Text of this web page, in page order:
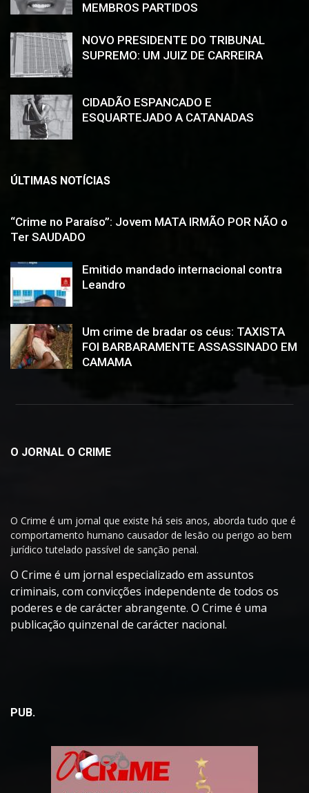
MEMBROS PARTIDOS
NOVO PRESIDENTE DO TRIBUNAL
SUPREMO: UM JUIZ DE CARREIRA
CIDADÃO ESPANCADO E
ESQUARTEJADO A CATANADAS
ÚLTIMAS NOTÍCIAS
“Crime no Paraíso”: Jovem MATA IRMÃO POR NÃO o
Ter SAUDADO
Emitido mandado internacional contra
Leandro
Um crime de bradar os céus: TAXISTA
FOI BARBARAMENTE ASSASSINADO EM
CAMAMA
O JORNAL O CRIME
O Crime é um jornal que existe há seis anos, aborda tudo que é
comportamento humano causador de lesão ou perigo ao bem
jurídico tutelado passível de sanção penal.
O Crime é um jornal especializado em assuntos
criminais, com convicções independente de todos os
poderes e de carácter abrangente. O Crime é uma
publicação quinzenal de carácter nacional.
PUB.